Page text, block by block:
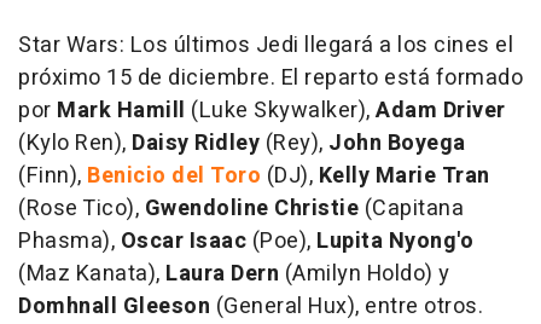
Star Wars: Los últimos Jedi llegará a los cines el
próximo 15 de diciembre. El reparto está formado
por Mark Hamill (Luke Skywalker),Adam Driver
(Kylo Ren), Daisy Ridley (Rey), John Boyega
(Finn), Benicio del Toro (DJ), Kelly Marie Tran
(Rose Tico), Gwendoline Christie (Capitana
Phasma), Oscar Isaac (Poe), Lupita Nyong'o
(Maz Kanata), Laura Dern (Amilyn Holdo) y
Domhnall Gleeson (General Hux), entre otros.